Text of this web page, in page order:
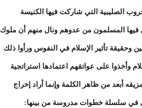
الصليبية التي شاركت فيها الكنيسة
فيها المسلمون من عدوهم ونال منهم أن ملوك
تأثير الإسلام في النفوس ورأوا ذلك
وأخذوا على عواتقهم اعتمادها استراتجية
أبعد من ظاهر الكلمة وإنما أراد إخراج
في سلسلة خطوات مدروسة من بينها: